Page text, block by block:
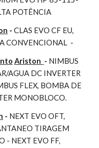
POTÊNCIA
- CLAS EVO CF EU,
CONVENCIONAL  -
Ariston - NIMBUS
AGUA DC INVERTER
FLEX, BOMBA DE
MONOBLOCO.
- NEXT EVO OFT,
TIRAGEM
- NEXT EVO FF,